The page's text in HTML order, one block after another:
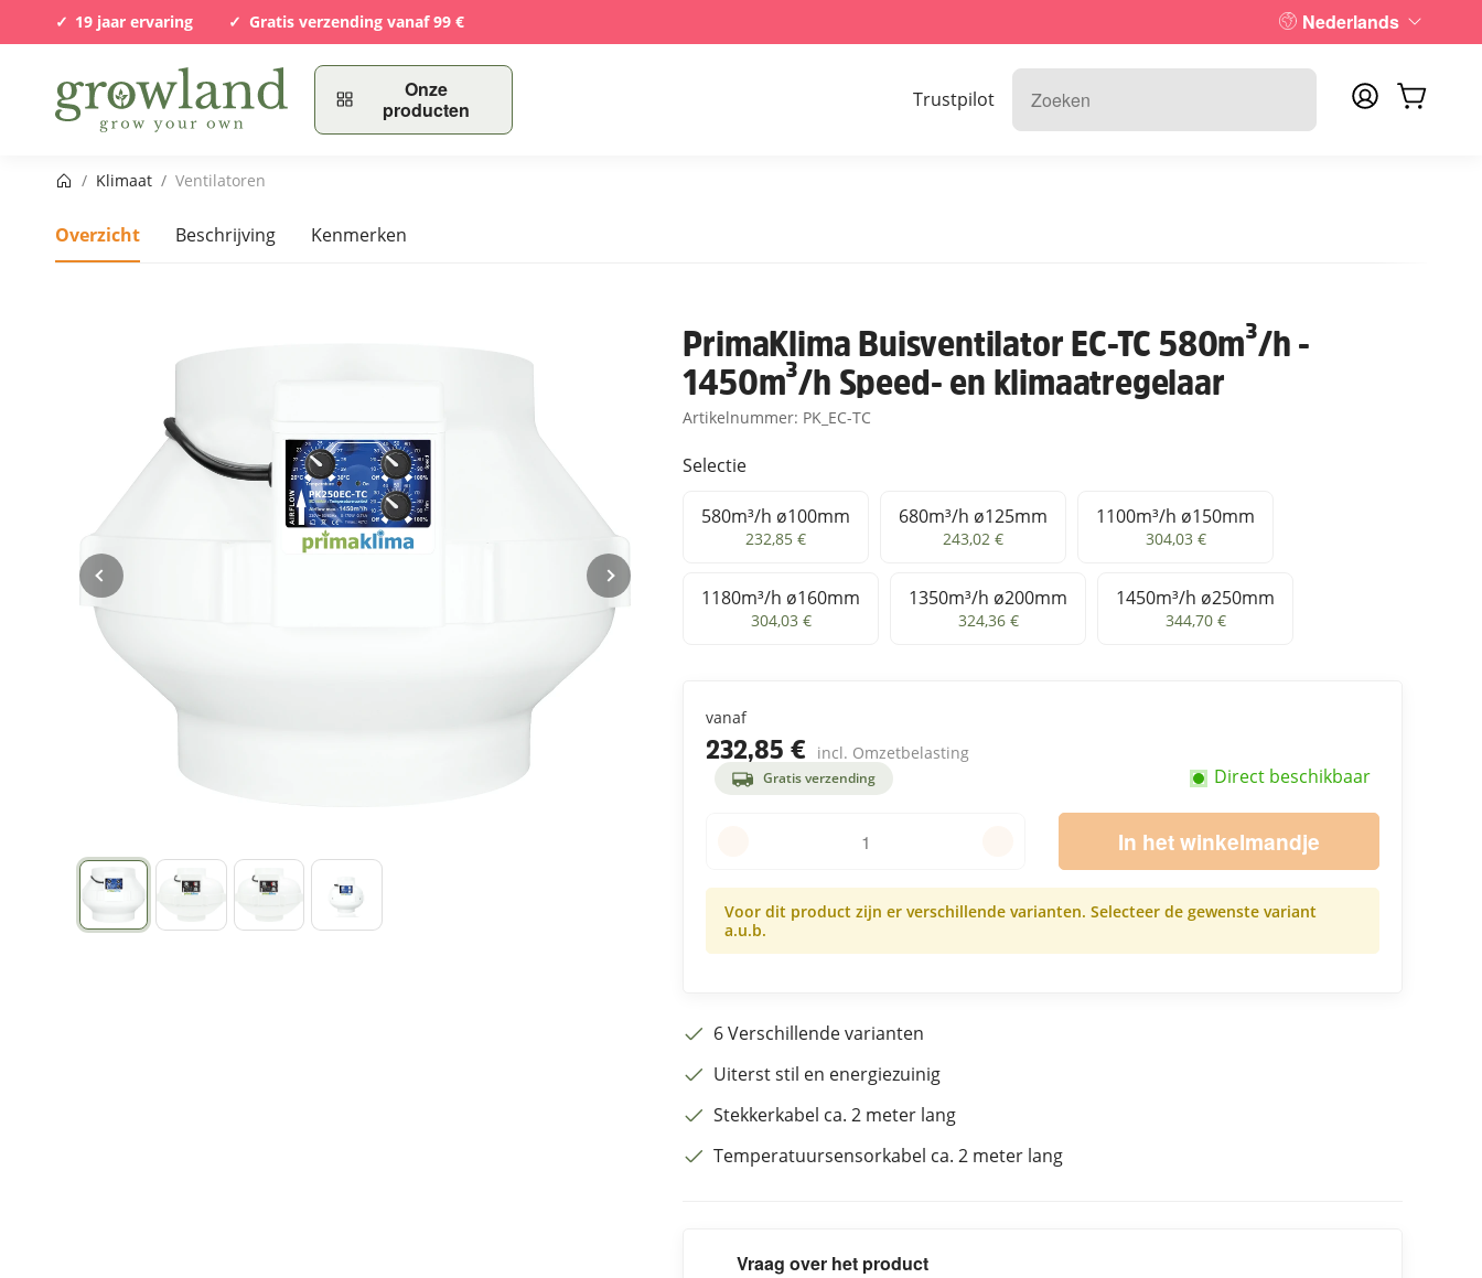
19 jaar ervaring Gratis verzending vanaf 99 € Nederlands
Onze
producten
Trustpilot
Startpagina
/ Klimaat / Ventilatoren
Overzicht Beschrijving Kenmerken
PrimaKlima Buisventilator EC-TC 580m³/h -
1450m³/h Speed- en klimaatregelaar
Artikelnummer: PK_EC-TC
Selectie
580m³/h ø100mm
580m³/h ø100mm
232,85 €
680m³/h ø125mm
680m³/h ø125mm
243,02 €
1100m³/h ø150mm
1100m³/h ø150mm
304,03 €
1180m³/h ø160mm
1180m³/h ø160mm
304,03 €
1350m³/h ø200mm
1350m³/h ø200mm
324,36 €
1450m³/h ø250mm
1450m³/h ø250mm
344,70 €
vanaf
232,85 € incl. Omzetbelasting
Gratis verzending Direct beschikbaar
In het winkelmandje
Voor dit product zijn er verschillende varianten. Selecteer de gewenste variant
a.u.b.
6 Verschillende varianten
Uiterst stil en energiezuinig
Stekkerkabel ca. 2 meter lang
Temperatuursensorkabel ca. 2 meter lang
Vraag over het product